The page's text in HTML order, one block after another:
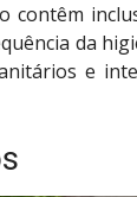
contêm
da
e